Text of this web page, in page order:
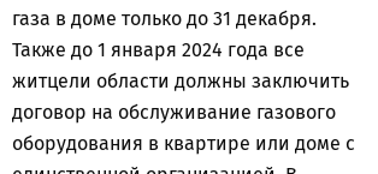
газа в доме только до 31 декабря.
Также до 1 января 2024 года все
житцели области должны заключить
договор на обслуживание газового
оборудования в квартире или доме с